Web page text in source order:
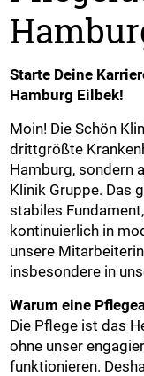
Starte Deine
Hamburg Eilbek!
Moin! Die Schön
drittgrößte
Hamburg, sondern
Klinik Gruppe. Das
stabiles
kontinuierlich in
unsere
insbesondere in
Warum eine
Die Pflege ist das
ohne unser
funktionieren.